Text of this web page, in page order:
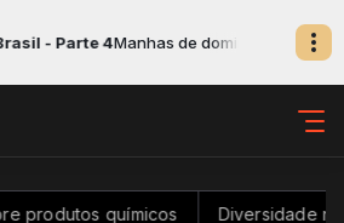
Parte 4Manhas de domingo das 09:00 às
químicos Diversidade na